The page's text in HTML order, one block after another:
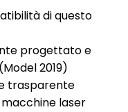
di questo
progettato e
2019)
trasparente
laser